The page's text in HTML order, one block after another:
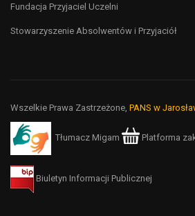
Fundacja Przyjaciel Uczelni
Stowarzyszenie Absolwentów i Przyjaciół
Wszelkie Prawa Zastrzeżone, PANS w
Tłumacz Migam Platforma
Biuletyn Informacji Publicznej